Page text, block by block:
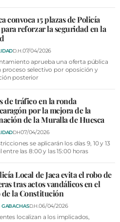
AMIGO MILITANTE
SESIÓN
convoca 15 plazas de Policía
reforzar la seguridad en la
D.H. 07/04/2026
aprueba una oferta pública
proceso selectivo por oposición y
posterior
de tráfico en la ronda
por la mejora de la
de la Muralla de Huesca
DH07/04/2026
se aplicarán los días 9, 10 y 13
entre las 8:00 y las 15:00 horas
Local de Jaca evita el robo de
tras actos vandálicos en el
de la Constitución
GABACHASD.H.06/04/2026
localizan a los implicados,